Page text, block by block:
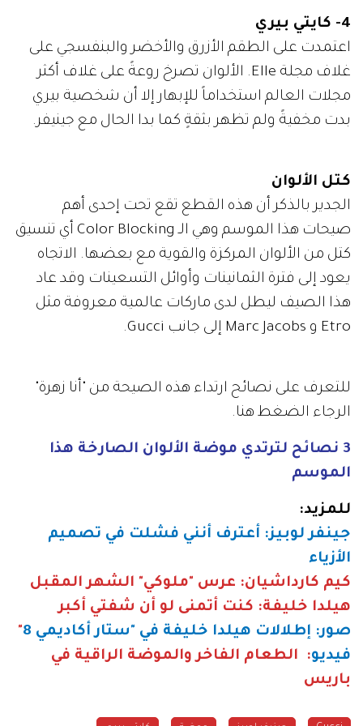
4- كايتي بيري
اعتمدت على الطقم الأزرق والأخضر والبنفسجي على
غلاف مجلة Elle. الألوان تصرخ روعةً على غلاف أكثر
مجلات العالم استخداماً للإبهار إلا أن شخصية بيري
بدت مخفيةً ولم تظهر بثقةٍ كما بدا الحال مع جينيفر.
كتل الألوان
الجدير بالذكر أن هذه القطع تقع تحت إحدى أهم
صيحات هذا الموسم وهي الـ Color Blocking أي تنسيق
كتل من الألوان المركزة والقوية مع بعضها. الاتجاه
يعود إلى فترة الثمانينات وأوائل التسعينات وقد عاد
هذا الصيف ليطل لدى ماركات عالمية معروفة مثل
Etro و Marc Jacobs إلى جانب Gucci.
للتعرف على نصائح ارتداء هذه الصيحة من "أنا زهرة"
الرجاء الضغط هنا.
3 نصائح لترتدي موضة الألوان الصارخة هذا
الموسم
للمزيد:
جينفر لوبيز: أعترف أنني فشلت في تصميم
الأزياء
كيم كارداشيان: عرس "ملوكي" الشهر المقبل
هيلدا خليفة: كنت أتمنى لو أن شفتي أكبر
صور: إطلالات هيلدا خليفة في "ستار أكاديمي 8
"
فيديو: الطعام الفاخر والموضة الراقية في
باريس